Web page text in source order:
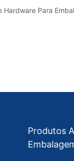
Hardware Para
Produtos